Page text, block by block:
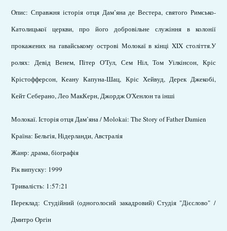
Опис: Справжня історія отця Дам’яна де Вестера, святого Римсько-
Католицької церкви, про його добровільне служіння в колонії
прокажених на гавайському острові Молокаї в кінці XIX століття.У
ролях: Девід Венем, Пітер О'Тул, Сем Ніл, Том Уілкінсон, Кріс
Крістофферсон, Кеану Капуна-Шац, Кріс Хейвуд, Дерек Джекобі,
Кейт Себерано, Лео МакКерн, Джордж О'Хенлон та інші
Молокаї. Історія отця Дам’яна / Molokai: The Story of Father Damien
Країна: Бельгія, Нідерланди, Австралія
Жанр: драма, біографія
Рік випуску: 1999
Тривалість: 1:57:21
Переклад: Студійний (одноголосий закадровий) Студія "Дієслово" /
Дмитро Оргін